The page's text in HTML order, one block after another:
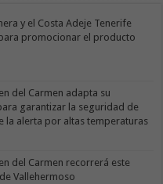
y el Costa Adeje Tenerife
promocionar el producto
del Carmen adapta su
garantizar la seguridad de
la alerta por altas temperaturas
del Carmen recorrerá este
Vallehermoso